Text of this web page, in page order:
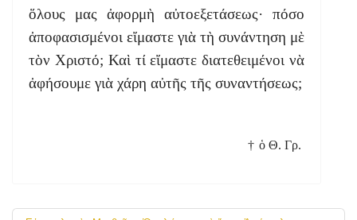
ὅλους μας ἀφορμὴ αὐτοεξετάσεως· πόσο
ἀποφασισμένοι εἴμαστε γιὰ τὴ συνάντηση μὲ
τὸν Χριστό; Καὶ τί εἴμαστε διατεθειμένοι νὰ
ἀφήσουμε γιὰ χάρη αὐτῆς τῆς συναντήσεως;
† ὁ Θ. Γρ.